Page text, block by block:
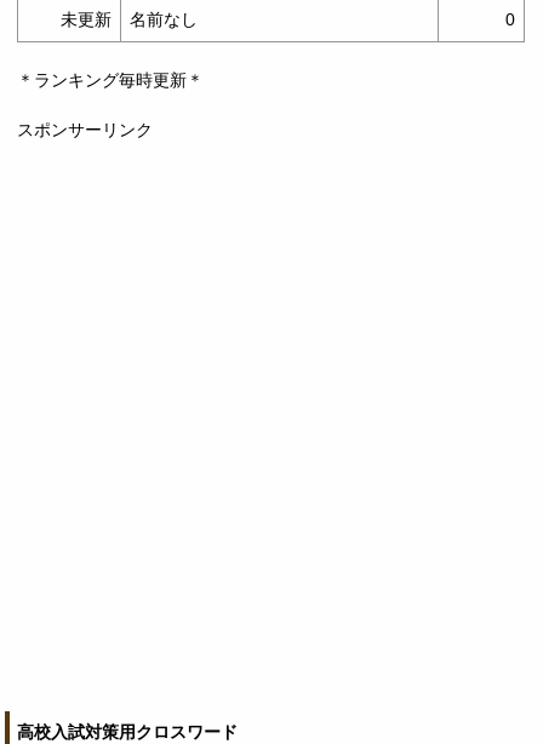
未更新 名前なし 0
＊ランキング毎時更新＊
スポンサーリンク
高校入試対策用クロスワード